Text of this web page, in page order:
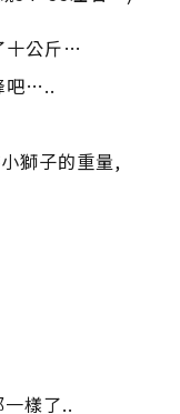
十公斤…
吧…..
獅子的重量,
樣了..